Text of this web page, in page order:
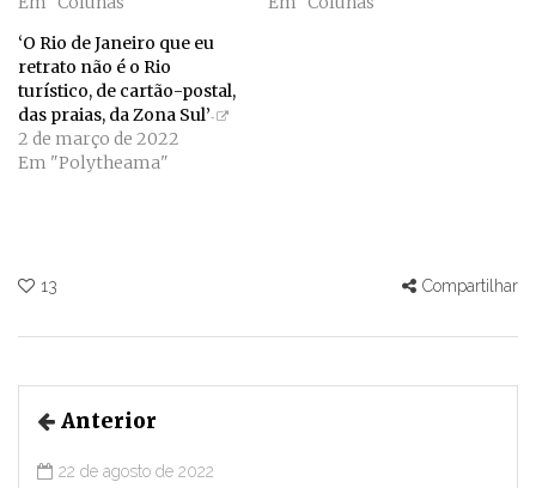
‘O Rio de Janeiro que eu
retrato não é o Rio
turístico, de cartão-postal,
das praias, da Zona Sul’
2 de março de 2022
Em "Polytheama"
13 Compartilhar
Anterior
22 de agosto de 2022